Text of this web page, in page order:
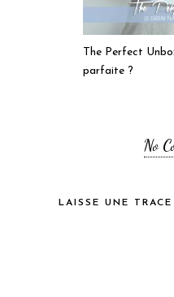
The Perfect
parfaite ?
No
LAISSE UNE